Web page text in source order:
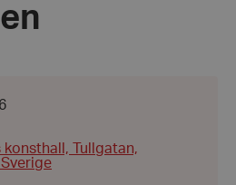
konsthall, Tullgatan,